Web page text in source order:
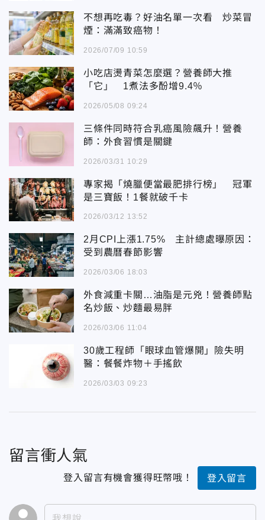
不想再吃毒？好油名單一次看 炒菜冒
煙：滿滿致癌物！
2026/07/09 10:59
小吃店燙青菜怎麼選？營養師大推
「它」 1煮法多酚增9.4％
2026/05/08 09:24
三條件同時符合乳癌風險飆升！營養
師：外食習慣是關鍵
2026/03/31 10:29
專家揭「燒臘便當最肥排行榜」 冠軍
是三寶飯！1餐就破千卡
2026/03/12 13:52
2月CPI上漲1.75% 主計總處曝原因：
受到農曆春節影響
2026/03/06 18:03
外食減重卡關…油脂是元兇！營養師點
名炒飯、炒麵最易胖
2026/03/06 11:04
30歲工程師「眼球血管爆開」險失明
醫：餐餐炸物＋手搖飲
2026/03/03 09:23
留言衝人氣
登入留言有機會獲得旺幣哦！ 登入留言